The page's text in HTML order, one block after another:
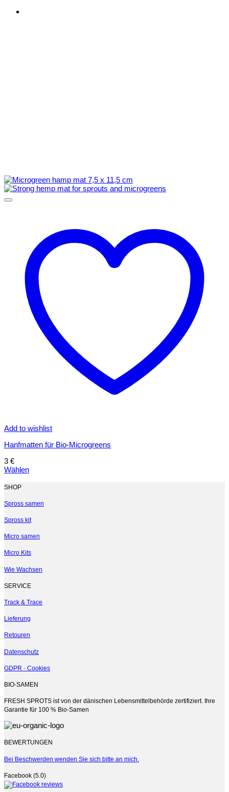
Add to wishlist
Hanfmatten für Bio-Microgreens
3 €
Wählen
Produkt
mehrere
auf.
Optionen
auf
der
Produktseite
gewählt
werden
SHOP
Spross samen
Spross kit
Micro samen
Micro Kits
Wie Wachsen
SERVICE
Track & Trace
Lieferung
Retouren
Datenschutz
GDPR · Cookies
BIO-SAMEN
FRESH SPROTS ist von der dänischen Lebensmittelbehörde zertifiziert. Ihre
Garantie für 100 % Bio-Samen
BEWERTUNGEN
Bei Beschwerden wenden Sie sich bitte an mich.
Facebook (5.0)